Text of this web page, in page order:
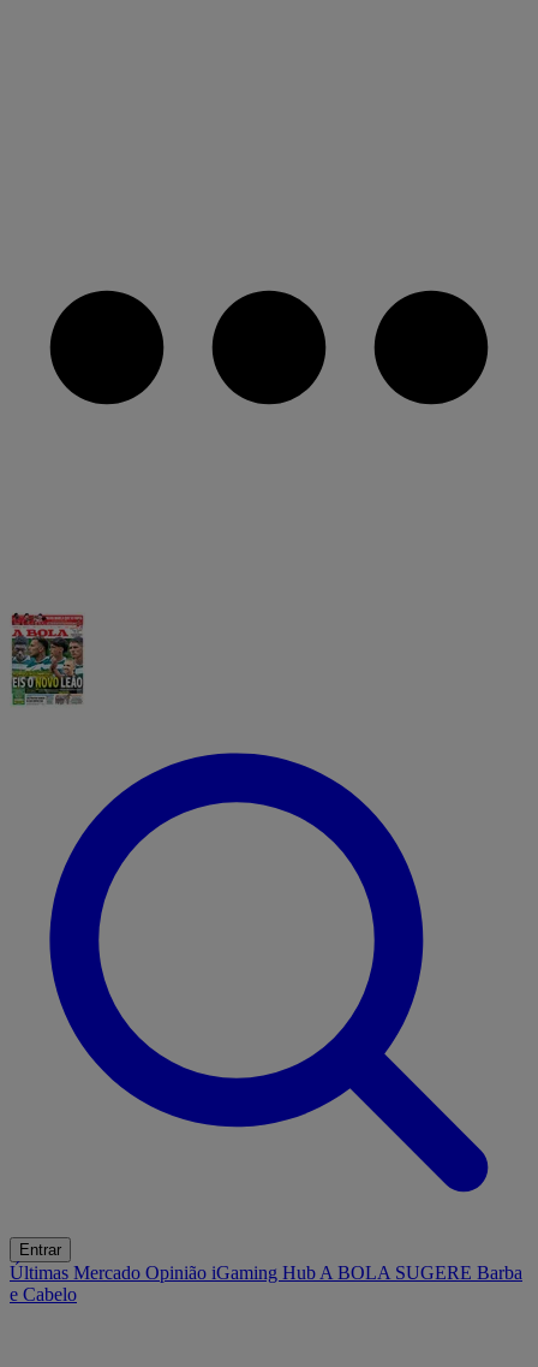
Entrar
Últimas Mercado Opinião iGaming Hub A BOLA SUGERE Barba
e Cabelo